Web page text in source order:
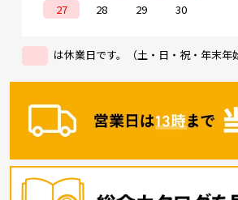
27
28 29 30
は休業日です。（土・日・祝・年末年